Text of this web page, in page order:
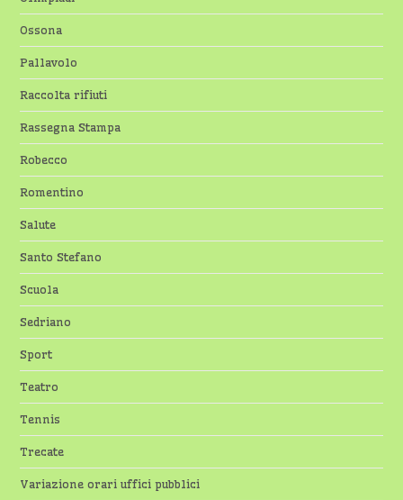
Ossona
Pallavolo
Raccolta rifiuti
Rassegna Stampa
Robecco
Romentino
Salute
Santo Stefano
Scuola
Sedriano
Sport
Teatro
Tennis
Trecate
Variazione orari uffici pubblici